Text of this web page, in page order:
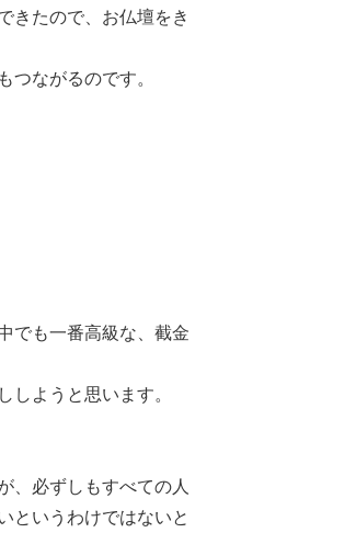
きたので、お仏壇をき
ながるのです。
でも一番高級な、截金
ようと思います。
、必ずしもすべての人
というわけではないと